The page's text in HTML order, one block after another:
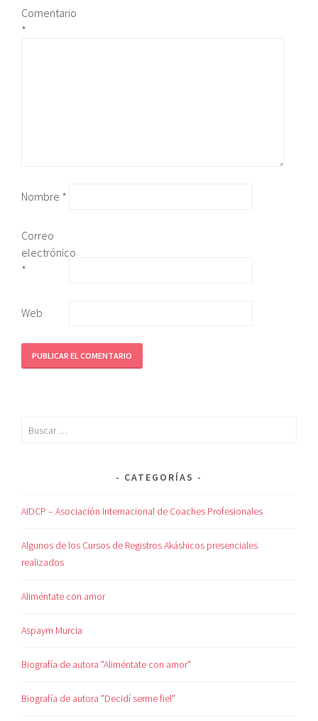
Comentario
*
Nombre *
Correo
electrónico
*
Web
CATEGORÍAS
AIDCP – Asociación Internacional de Coaches Profesionales
Algunos de los Cursos de Registros Akáshicos presenciales
realizados
Aliméntate con amor
Aspaym Murcia
Biografía de autora "Aliméntate con amor"
Biografía de autora "Decidí serme fiel"